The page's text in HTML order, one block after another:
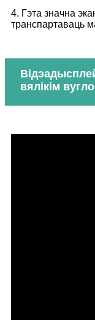
4. Гэта значна
транспартаваць
вялікім